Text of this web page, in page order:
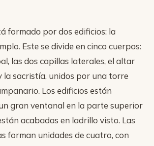
formado por dos edificios: la
Este se divide en cinco cuerpos:
las dos capillas laterales, el altar
la sacristía, unidos por una torre
Los edificios están
gran ventanal en la parte superior
acabadas en ladrillo visto. Las
forman unidades de cuatro, con